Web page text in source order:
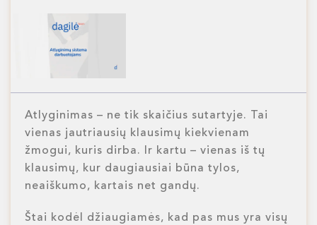
Atlyginimas – ne tik skaičius sutartyje. Tai
vienas jautriausių klausimų kiekvienam
žmogui, kuris dirba. Ir kartu – vienas iš tų
klausimų, kur daugiausiai būna tylos,
neaiškumo, kartais net gandų.
Štai kodėl džiaugiamės, kad pas mus yra visų